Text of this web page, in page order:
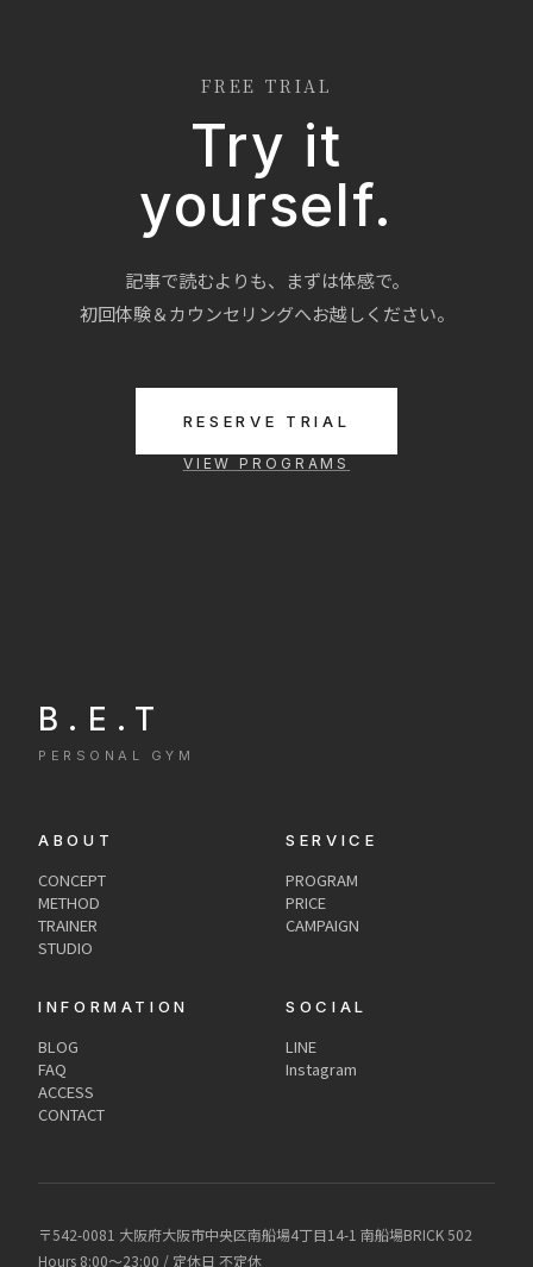
FREE TRIAL
Try it
yourself.
記事で読むよりも、まずは体感で。
初回体験＆カウンセリングへお越しください。
RESERVE TRIAL
VIEW PROGRAMS
B.E.T
PERSONAL GYM
ABOUT
CONCEPT
METHOD
TRAINER
STUDIO
SERVICE
PROGRAM
PRICE
CAMPAIGN
INFORMATION
BLOG
FAQ
ACCESS
CONTACT
SOCIAL
LINE
Instagram
〒542-0081 大阪府大阪市中央区南船場4丁目14-1 南船場BRICK 502
Hours 8:00〜23:00 / 定休日 不定休